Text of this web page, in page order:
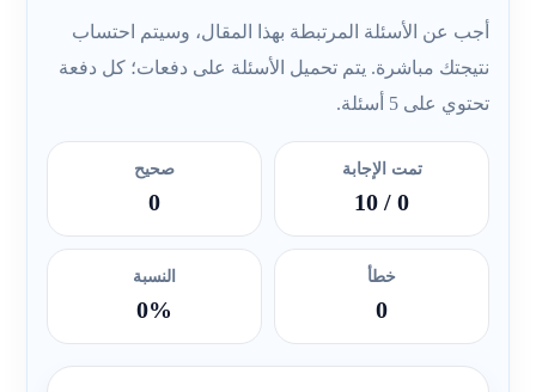
أجب عن الأسئلة المرتبطة بهذا المقال، وسيتم احتساب
نتيجتك مباشرة. يتم تحميل الأسئلة على دفعات؛ كل دفعة
تحتوي على 5 أسئلة.
تمت الإجابة
0
/ 10
صحيح
0
خطأ
0
النسبة
0%